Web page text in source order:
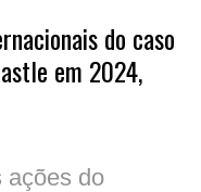
do caso
em 2024,
ações do